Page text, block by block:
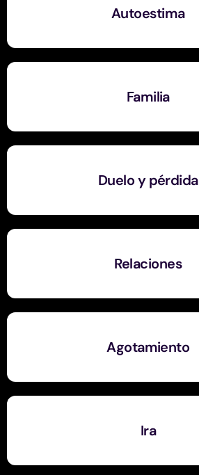
Autoestima
Familia
Duelo y pérdida
Relaciones
Agotamiento
Ira